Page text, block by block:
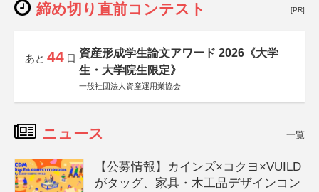
締め切り直前コンテスト [PR]
あと 44 日 資産形成学生論文アワード 2026《大学
生・大学院生限定》
一般社団法人資産運用業協会
ニュース 一覧
【公募情報】カインズ×コクヨ×VUILD
がタッグ、家具・木工品デザインコン